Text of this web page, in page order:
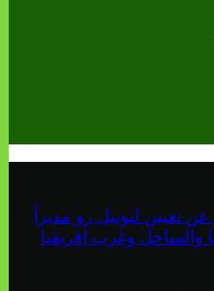
تعيين ليونيل رو مديراً
والساحل وغرب إفريقيا